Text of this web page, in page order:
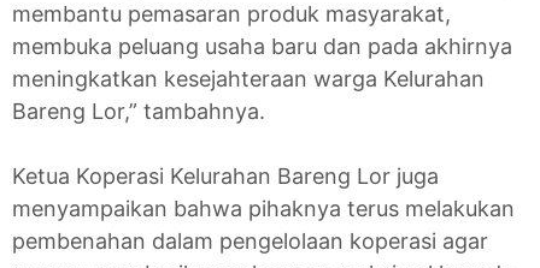
membantu pemasaran produk masyarakat,
membuka peluang usaha baru dan pada akhirnya
meningkatkan kesejahteraan warga Kelurahan
Bareng Lor,” tambahnya.
Ketua Koperasi Kelurahan Bareng Lor juga
menyampaikan bahwa pihaknya terus melakukan
pembenahan dalam pengelolaan koperasi agar